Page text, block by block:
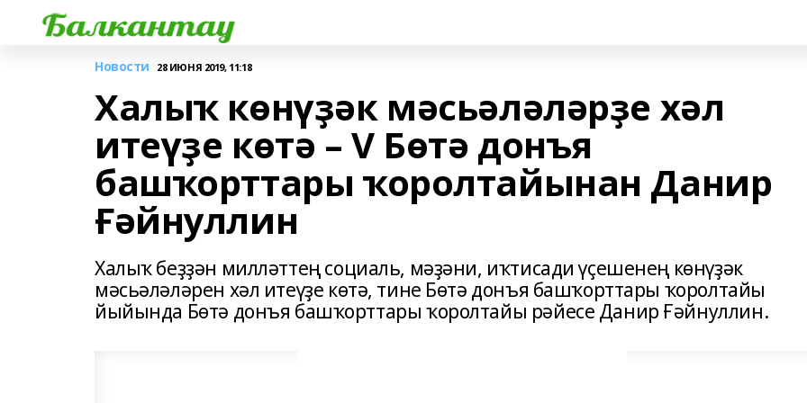
Новости 28 ИЮНЯ 2019, 11:18
Халыҡ көнүҙәк мәсьәләләрҙе хәл
итеүҙе көтә – V Бөтә донъя
башҡорттары ҡоролтайынан Данир
Ғәйнуллин
Халыҡ беҙҙән милләттең социаль, мәҙәни, иҡтисади үҫешенең көнүҙәк
мәсьәләләрен хәл итеүҙе көтә, тине Бөтә донъя башҡорттары ҡоролтайы
йыйында Бөтә донъя башҡорттары ҡоролтайы рәйесе Данир Ғәйнуллин.